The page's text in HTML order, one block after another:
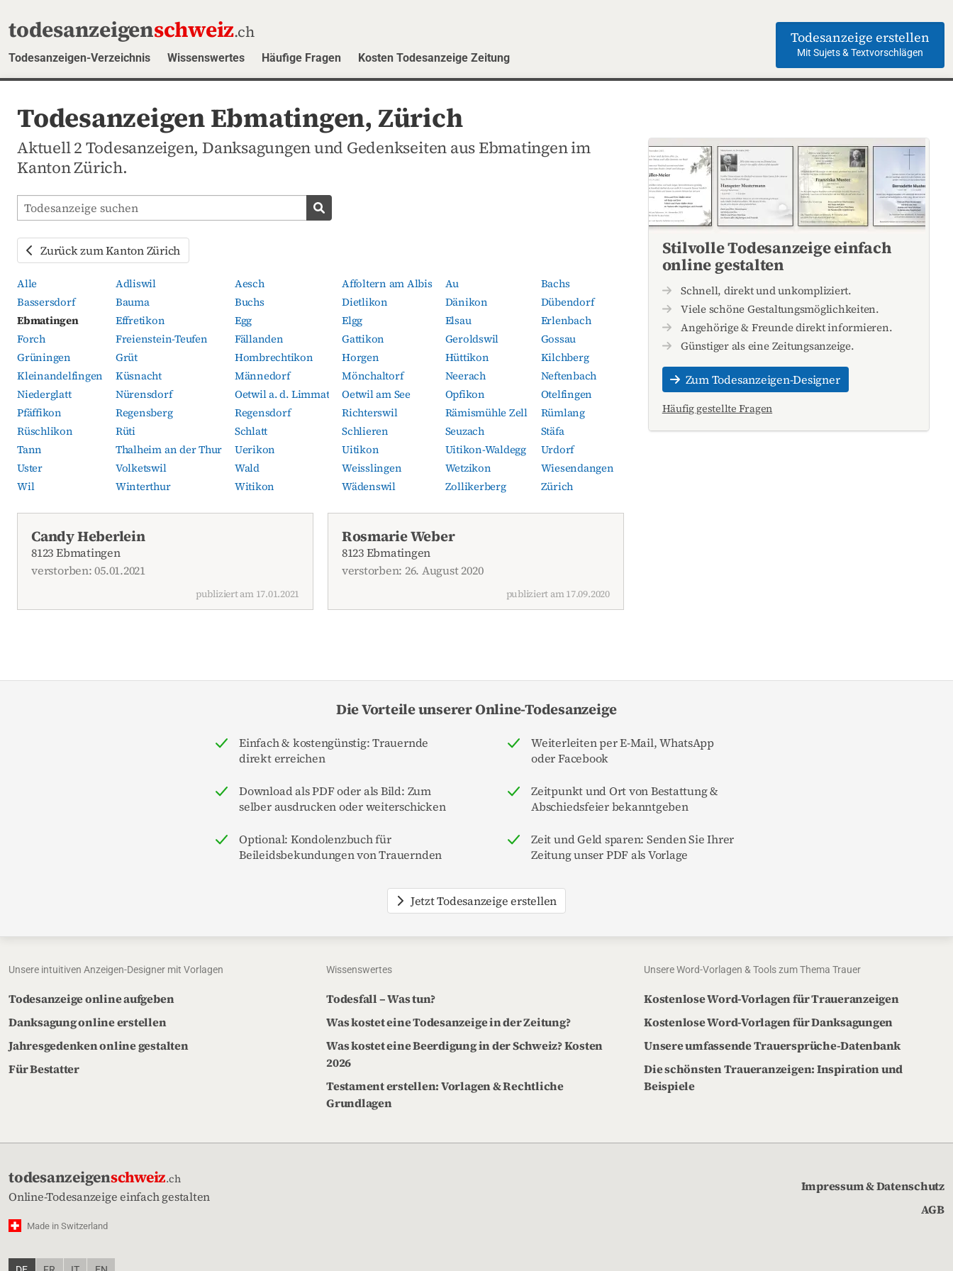
todesanzeigenschweiz.ch
Todesanzeigen-Verzeichnis Wissenswertes Häufige Fragen Kosten Todesanzeige Zeitung
Todesanzeige erstellen
Mit Sujets & Textvorschlägen
Todesanzeigen Ebmatingen, Zürich
Aktuell 2 Todesanzeigen, Danksagungen und Gedenkseiten aus Ebmatingen im
Kanton Zürich.
Todesanzeigen-Portal durchsuchen
Todesanzeige suchen
Zurück zum Kanton Zürich
Alle Adliswil Aesch Affoltern am Albis Au
Bachs
Bassersdorf
Bauma Buchs Dietlikon Dänikon
Dübendorf
Ebmatingen
Effretikon Egg Elgg Elsau
Erlenbach
Forch
Freienstein-Teufen Fällanden Gattikon Geroldswil
Gossau
Grüningen
Grüt Hombrechtikon Horgen Hüttikon
Kilchberg
Kleinandelfingen
Küsnacht Männedorf Mönchaltorf Neerach
Neftenbach
Niederglatt
Nürensdorf Oetwil a. d. Limmat Oetwil am See Opfikon
Otelfingen
Pfäffikon
Regensberg Regensdorf Richterswil Rämismühle Zell
Rümlang
Rüschlikon
Rüti Schlatt Schlieren Seuzach
Stäfa
Tann
Thalheim an der Thur Uerikon Uitikon Uitikon-Waldegg
Urdorf
Uster
Volketswil Wald Weisslingen Wetzikon
Wiesendangen
Wil
Winterthur Witikon Wädenswil Zollikerberg Zürich
Candy Heberlein
8123 Ebmatingen
verstorben: 05.01.2021
publiziert am 17.01.2021
Rosmarie Weber
8123 Ebmatingen
verstorben: 26. August 2020
publiziert am 17.09.2020
Stilvolle Todesanzeige einfach
online gestalten
Schnell, direkt und unkompliziert.
Viele schöne Gestaltungsmöglichkeiten.
Angehörige & Freunde direkt informieren.
Günstiger als eine Zeitungsanzeige.
Zum Todesanzeigen-Designer
Häufig gestellte Fragen
Die Vorteile unserer Online-Todesanzeige
Einfach & kostengünstig: Trauernde
direkt erreichen
Weiterleiten per E-Mail, WhatsApp
oder Facebook
Download als PDF oder als Bild: Zum
selber ausdrucken oder weiterschicken
Zeitpunkt und Ort von Bestattung &
Abschiedsfeier bekanntgeben
Optional: Kondolenzbuch für
Beileidsbekundungen von Trauernden
Zeit und Geld sparen: Senden Sie Ihrer
Zeitung unser PDF als Vorlage
Jetzt Todesanzeige erstellen
Unsere intuitiven Anzeigen-Designer mit Vorlagen
Todesanzeige online aufgeben
Danksagung online erstellen
Jahresgedenken online gestalten
Für Bestatter
Wissenswertes
Todesfall – Was tun?
Was kostet eine Todesanzeige in der Zeitung?
Was kostet eine Beerdigung in der Schweiz? Kosten
2026
Testament erstellen: Vorlagen & Rechtliche
Grundlagen
Unsere Word-Vorlagen & Tools zum Thema Trauer
Kostenlose Word-Vorlagen für Traueranzeigen
Kostenlose Word-Vorlagen für Danksagungen
Unsere umfassende Trauersprüche-Datenbank
Die schönsten Traueranzeigen: Inspiration und
Beispiele
todesanzeigenschweiz.ch
Online-Todesanzeige einfach gestalten
Made in Switzerland
Impressum & Datenschutz
AGB